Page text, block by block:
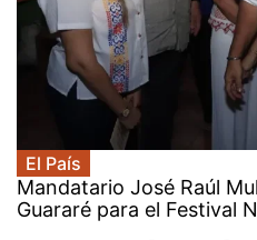
El País
Mandatario José Raúl
Guararé para el Festival